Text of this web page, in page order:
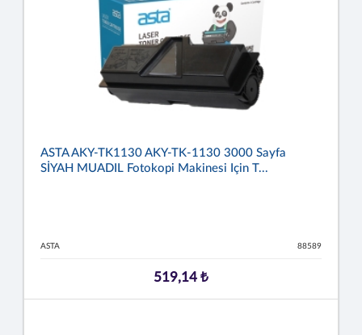
ASTA AKY-TK1130 AKY-TK-1130 3000 Sayfa
SİYAH MUADIL Fotokopi Makinesi Için T...
ASTA 88589
519,14 ₺